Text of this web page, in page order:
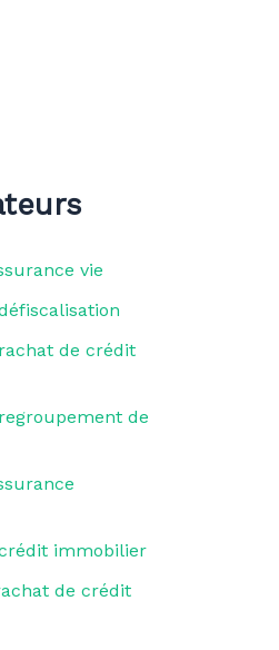
vie
de crédit
de
immobilier
de crédit